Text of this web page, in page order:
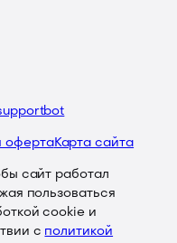
офертаКарта сайта
сайт работал
пользоваться
cookie и
с политикой